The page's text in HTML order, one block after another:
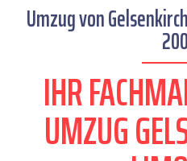
Umzug von
IHR
UMZUG